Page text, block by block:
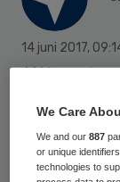
14 juni 2017,
446 keer gelezen
ActiZ,
(BTN), de
We Care
We and our887
or unique
technologies to